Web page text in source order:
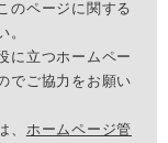
のページに関する
。
に立つホームペー
でご協力をお願い
、 ホームページ管